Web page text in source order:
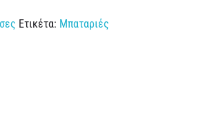
Ετικέτα: Μπαταριές